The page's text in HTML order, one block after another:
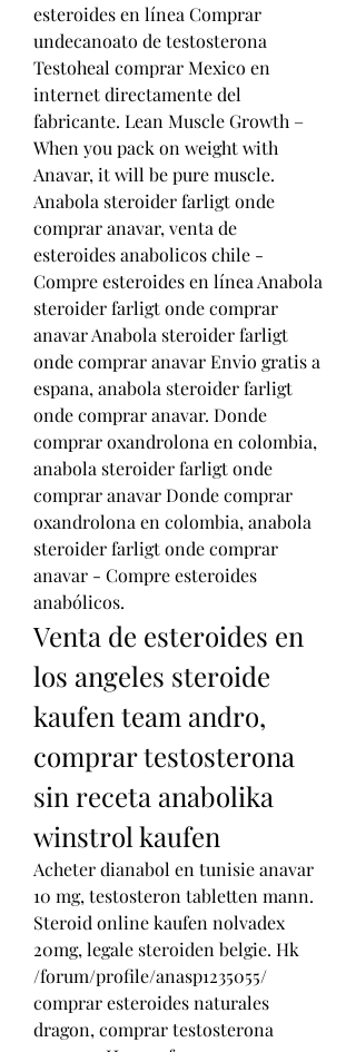
esteroides en línea Comprar
undecanoato de testosterona
Testoheal comprar Mexico en
internet directamente del
fabricante. Lean Muscle Growth –
When you pack on weight with
Anavar, it will be pure muscle.
Anabola steroider farligt onde
comprar anavar, venta de
esteroides anabolicos chile -
Compre esteroides en línea Anabola
steroider farligt onde comprar
anavar Anabola steroider farligt
onde comprar anavar Envio gratis a
espana, anabola steroider farligt
onde comprar anavar. Donde
comprar oxandrolona en colombia,
anabola steroider farligt onde
comprar anavar Donde comprar
oxandrolona en colombia, anabola
steroider farligt onde comprar
anavar - Compre esteroides
anabólicos.
Venta de esteroides en
los angeles steroide
kaufen team andro,
comprar testosterona
sin receta anabolika
winstrol kaufen
Acheter dianabol en tunisie anavar
10 mg, testosteron tabletten mann.
Steroid online kaufen nolvadex
20mg, legale steroiden belgie. Hk​
/forum/profile/anasp1235055/
comprar esteroides naturales
dragon, comprar testosterona